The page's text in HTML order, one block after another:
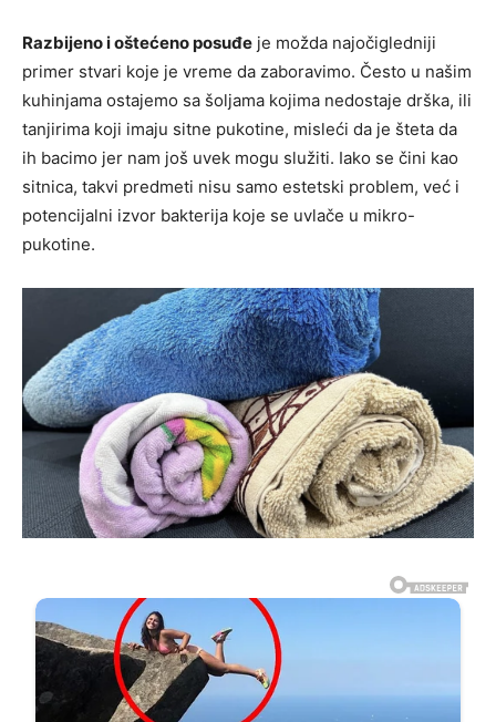
Razbijeno i oštećeno posuđe je možda najočigledniji
primer stvari koje je vreme da zaboravimo. Često u našim
kuhinjama ostajemo sa šoljama kojima nedostaje drška, ili
tanjirima koji imaju sitne pukotine, misleći da je šteta da
ih bacimo jer nam još uvek mogu služiti. Iako se čini kao
sitnica, takvi predmeti nisu samo estetski problem, već i
potencijalni izvor bakterija koje se uvlače u mikro-
pukotine.